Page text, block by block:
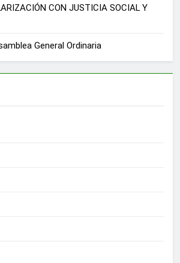
CON JUSTICIA SOCIAL Y
General Ordinaria